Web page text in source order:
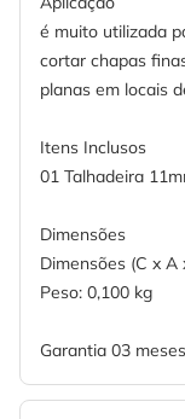
é muito utilizada
cortar chapas
planas em locais
Itens Inclusos
01 Talhadeira
Dimensões
Dimensões (C x A
Peso: 0,100 kg
Garantia 03 meses